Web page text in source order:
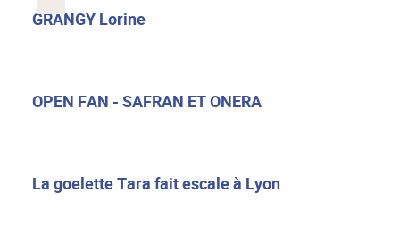
GRANGY Lorine
OPEN FAN - SAFRAN ET ONERA
La goelette Tara fait escale à Lyon